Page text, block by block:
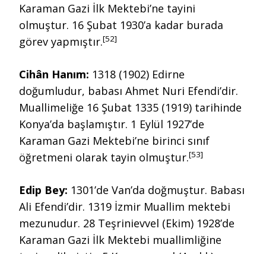
Karaman Gazi İlk Mektebi’ne tayini
olmuştur. 16 Şubat 1930’a kadar burada
görev yapmıştır.[52]
Cihân Hanım: 1318 (1902) Edirne
doğumludur, babası Ahmet Nuri Efendi’dir.
Muallimeliğe 16 Şubat 1335 (1919) tarihinde
Konya’da başlamıştır. 1 Eylül 1927’de
Karaman Gazi Mektebi’ne birinci sınıf
öğretmeni olarak tayin olmuştur.[53]
Edip Bey: 1301’de Van’da doğmuştur. Babası
Ali Efendi’dir. 1319 İzmir Muallim mektebi
mezunudur. 28 Teşrinievvel (Ekim) 1928’de
Karaman Gazi İlk Mektebi muallimliğine